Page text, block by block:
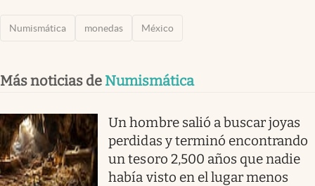
Numismática monedas México
Más noticias de Numismática
Un hombre salió a buscar joyas
perdidas y terminó encontrando
un tesoro 2,500 años que nadie
había visto en el lugar menos